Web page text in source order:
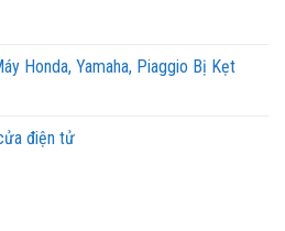
Honda, Yamaha, Piaggio Bị Kẹt
điện tử